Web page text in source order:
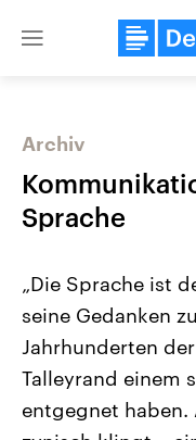
Close
Landtagswahl
Alle Informationen
Sachsen-Anhalt wählt
Archiv
Sprache
„Die Sprache ist
seine Gedanken
Jahrhunderten
Talleyrand einem
entgegnet haben.